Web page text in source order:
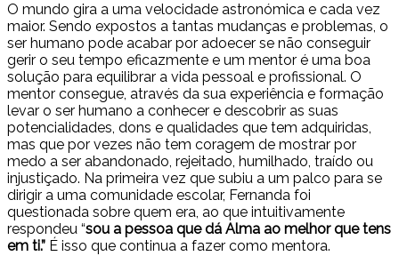
O mundo gira a uma velocidade astronómica e cada vez
maior. Sendo expostos a tantas mudanças e problemas, o
ser humano pode acabar por adoecer se não conseguir
gerir o seu tempo eficazmente e um mentor é uma boa
solução para equilibrar a vida pessoal e profissional. O
mentor consegue, através da sua experiência e formação
levar o ser humano a conhecer e descobrir as suas
potencialidades, dons e qualidades que tem adquiridas,
mas que por vezes não tem coragem de mostrar por
medo a ser abandonado, rejeitado, humilhado, traído ou
injustiçado. Na primeira vez que subiu a um palco para se
dirigir a uma comunidade escolar, Fernanda foi
questionada sobre quem era, ao que intuitivamente
respondeu “sou a pessoa que dá Alma ao melhor que tens
em ti.” É isso que continua a fazer como mentora.